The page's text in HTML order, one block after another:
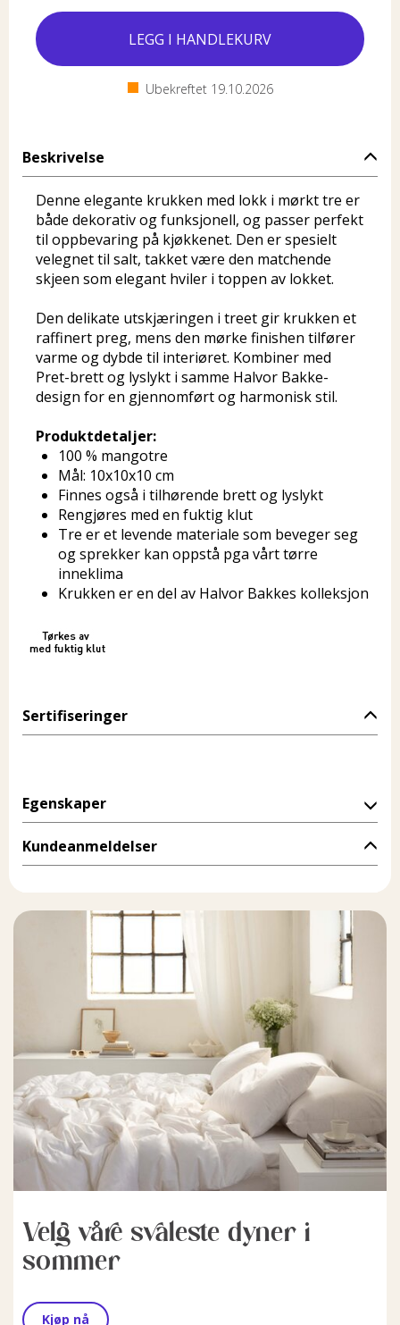
Ubekreftet 19.10.2026
Beskrivelse
Denne elegante krukken med lokk i mørkt tre er
både dekorativ og funksjonell, og passer perfekt
til oppbevaring på kjøkkenet. Den er spesielt
velegnet til salt, takket være den matchende
skjeen som elegant hviler i toppen av lokket.
Den delikate utskjæringen i treet gir krukken et
raffinert preg, mens den mørke finishen tilfører
varme og dybde til interiøret. Kombiner med
Pret-brett og lyslykt i samme Halvor Bakke-
design for en gjennomført og harmonisk stil.
Produktdetaljer:
100 % mangotre
Mål: 10x10x10 cm
Finnes også i tilhørende brett og lyslykt
Rengjøres med en fuktig klut
Tre er et levende materiale som beveger seg
og sprekker kan oppstå pga vårt tørre
inneklima
Krukken er en del av Halvor Bakkes kolleksjon
Sertifiseringer
Egenskaper
Kundeanmeldelser
Velg våre svaleste dyner i
sommer
Kjøp nå